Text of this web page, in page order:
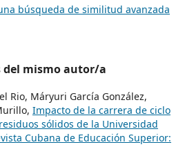
búsqueda de similitud avanzada
del mismo autor/a
Rio, Máryuri García González,
Impacto de la carrera de ciclo
sólidos de la Universidad
Cubana de Educación Superior: